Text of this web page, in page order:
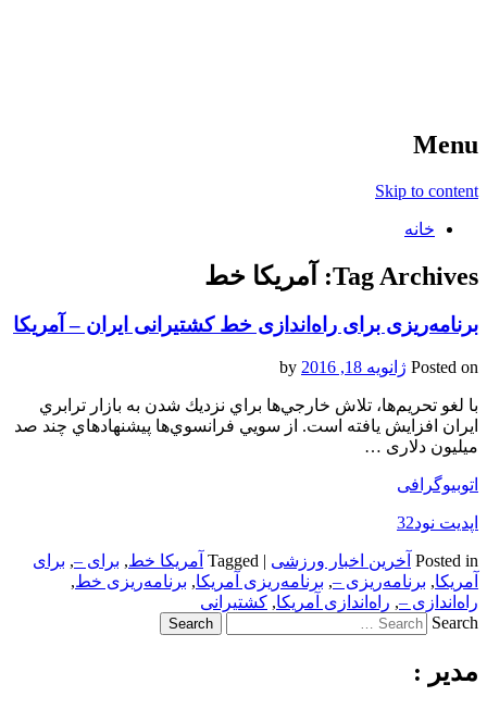
Menu
Skip to content
خانه
Tag Archives: آمريكا خط
برنامه‌ريزی برای راه‌اندازی خط كشتيرانی ايران – آمريكا
Posted on ژانویه 18, 2016
با لغو تحريم‌ها، تلاش خارجي‌ها براي نزديك شدن به بازار ترابري
ايران افزايش يافته است. از سويي فرانسوي‌ها پيشنهادهاي چند صد
ميليون دلاری …
اتوبیوگرافی
اپدیت نود32
Posted in آخرین اخبار ورزشی |
Tagged آمريكا خط, برای –, برای
آمريكا, برنامه‌ريزی –, برنامه‌ريزی آمريكا, برنامه‌ريزی خط,
راه‌اندازی –, راه‌اندازی آمريكا, كشتيرانی
Search
مدیر :